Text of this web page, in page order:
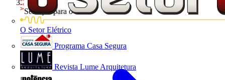
O Setor Elétrico
Programa Casa Segura
Revista Lume Arquitetura
Serviços para o Setor